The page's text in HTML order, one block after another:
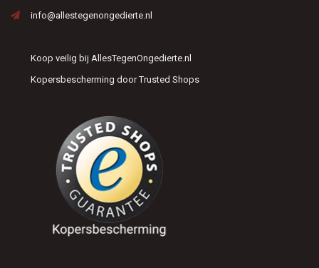
info@allestegenongedierte.nl
Koop veilig bij AllesTegenOngedierte.nl
Kopersbescherming door Trusted Shops